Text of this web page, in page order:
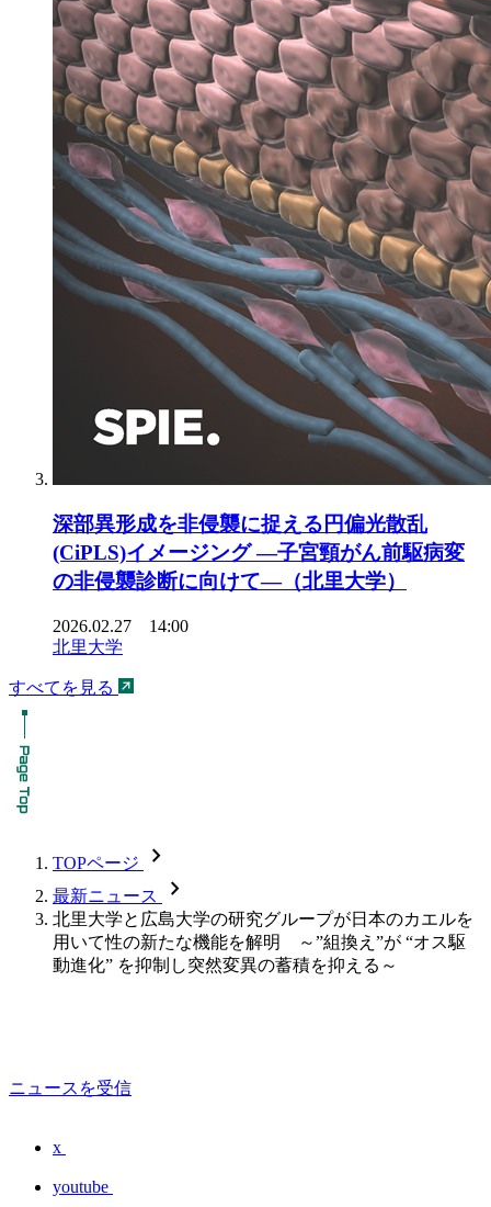
深部異形成を非侵襲に捉える円偏光散乱
(CiPLS)イメージング ―子宮頸がん前駆病変
の非侵襲診断に向けて―（北里大学）
2026.02.27 14:00
北里大学
すべてを見る
TOPページ chevron_forward
最新ニュース chevron_forward
北里大学と広島大学の研究グループが日本のカエルを
用いて性の新たな機能を解明 ～”組換え”が “オス駆
動進化” を抑制し突然変異の蓄積を抑える～
ニュースを受信
x
youtube